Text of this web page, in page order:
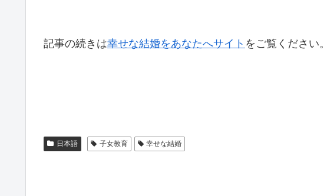
記事の続きは幸せな結婚をあなたへサイト をご覧ください。
日本語 子女教育 幸せな結婚